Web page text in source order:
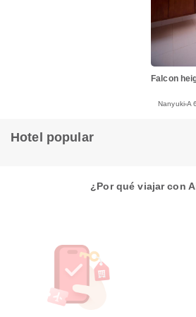
Falcon
Nanyuki A
Hotel popular
¿Por qué viajar con